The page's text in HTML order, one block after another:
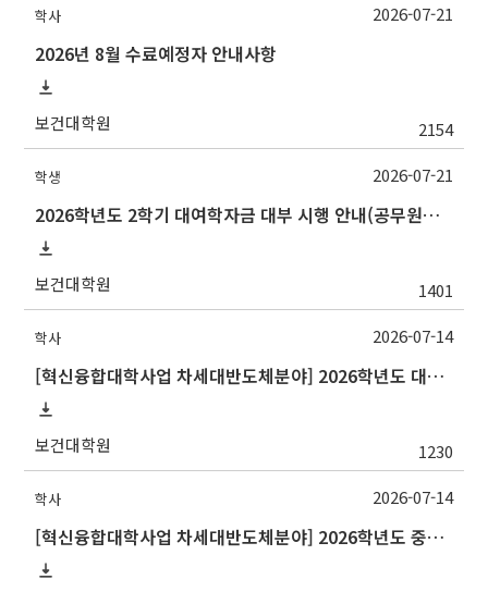
학사
2026년 8월 수료예정자 안내사항
보건대학원 2154
2026-07-21
학생
2026학년도 2학기 대여학자금 대부 시행 안내(공무원연금공단)
보건대학원 1401
2026-07-21
학사
[혁신융합대학사업 차세대반도체분야] 2026학년도 대구대학교 2학기 교류 수학 안내
보건대학원 1230
2026-07-14
학사
[혁신융합대학사업 차세대반도체분야] 2026학년도 중앙대학교 2학기 교류 수학 안내
2026-07-14